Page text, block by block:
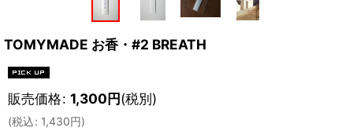
TOMYMADE お香・#2 BREATH
販売価格: 1,300円(税別)
(税込: 1,430円)